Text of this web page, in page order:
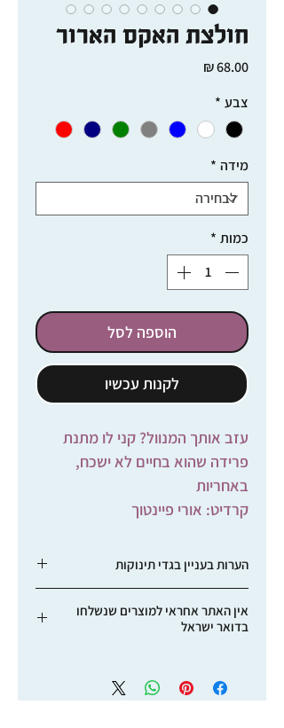
חולצת האקס הארור
צבע *
מידה *
כמות *
הוספה לסל
לקנות עכשיו
עזב אותך המנוול? קני לו מתנת
פרידה שהוא בחיים לא ישכח,
באחריות
קרדיט: אורי פיינטוך
הערות בעניין בגדי תינוקות
למעט אלו שעליהם צוין במפורש כי הם
עשויים בוץ ו\או ארגמן.
המידות
אין האתר אחראי למוצרים שנשלחו
בדואר ישראל
באמצעות דואר ישראל סובלים מעיכובים
רבים יחסית ואפילו מאבדן. לכן אנו